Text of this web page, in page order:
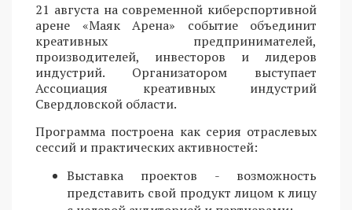
21 августа на современной киберспортивной
арене «Маяк Арена» событие объединит
креативных предпринимателей,
производителей, инвесторов и лидеров
индустрий. Организатором выступает
Ассоциация креативных индустрий
Свердловской области.
Программа построена как серия отраслевых
сессий и практических активностей:
Выставка проектов - возможность
представить свой продукт лицом к лицу